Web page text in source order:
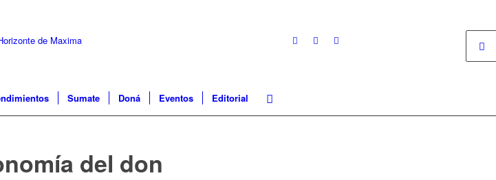
Sumate Doná Eventos Editorial
del don